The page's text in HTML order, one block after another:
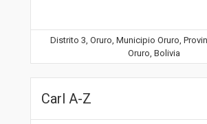
Distrito 3, Oruro, Municipio Oruro,
Oruro, Bolivia
Carl A-Z